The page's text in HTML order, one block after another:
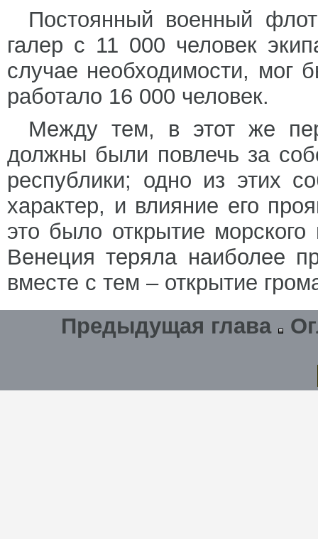
Постоянный военный
галер с 11 000 человек
случае необходимости, мог
работало 16 000 человек.
Между тем, в этот же
должны были повлечь за
республики; одно из этих
характер, и влияние его
это было открытие
Венеция теряла наиболее
вместе с тем – открытие
Предыдущая глава